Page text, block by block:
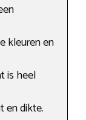
kleuren en
is heel
en dikte.